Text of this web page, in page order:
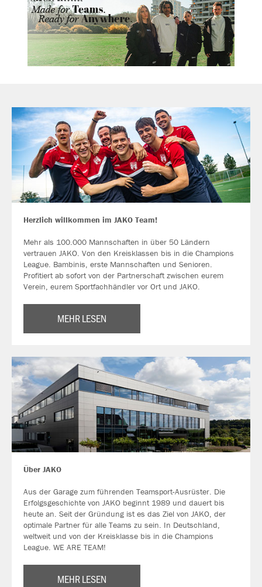
Herzlich willkommen im JAKO Team!
Mehr als 100.000 Mannschaften in über 50 Ländern
vertrauen JAKO. Von den Kreisklassen bis in die Champions
League. Bambinis, erste Mannschaften und Senioren.
Profitiert ab sofort von der Partnerschaft zwischen eurem
Verein, eurem Sportfachhändler vor Ort und JAKO.
MEHR LESEN
Über JAKO
Aus der Garage zum führenden Teamsport-Ausrüster. Die
Erfolgsgeschichte von JAKO beginnt 1989 und dauert bis
heute an. Seit der Gründung ist es das Ziel von JAKO, der
optimale Partner für alle Teams zu sein. In Deutschland,
weltweit und von der Kreisklasse bis in die Champions
League. WE ARE TEAM!
MEHR LESEN